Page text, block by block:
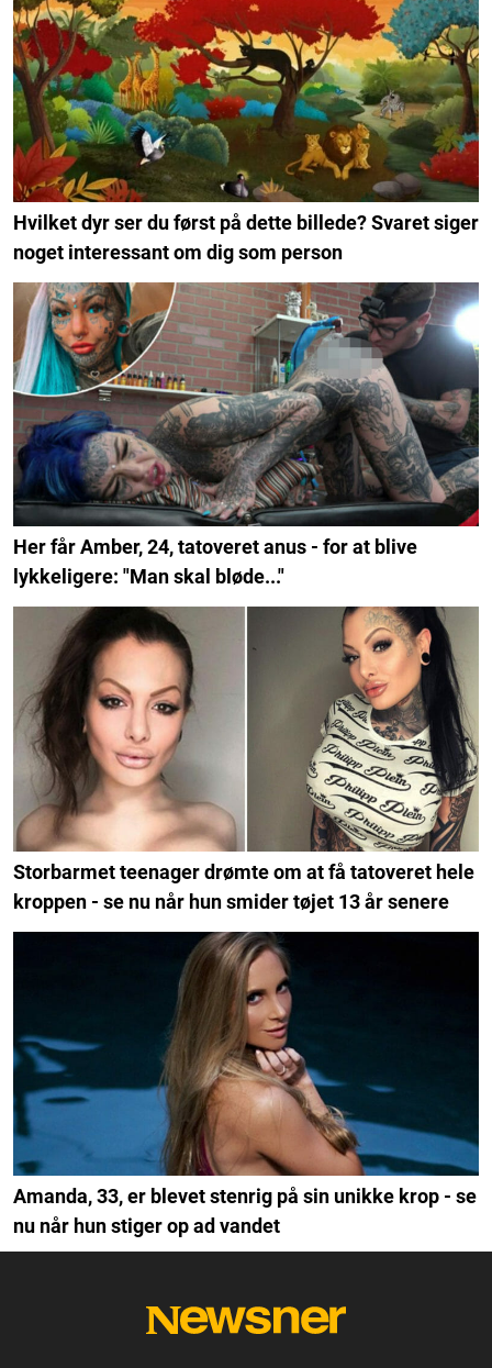
Hvilket dyr ser du først på dette billede? Svaret siger
noget interessant om dig som person
Her får Amber, 24, tatoveret anus - for at blive
lykkeligere: "Man skal bløde..."
Storbarmet teenager drømte om at få tatoveret hele
kroppen - se nu når hun smider tøjet 13 år senere
Amanda, 33, er blevet stenrig på sin unikke krop - se
nu når hun stiger op ad vandet